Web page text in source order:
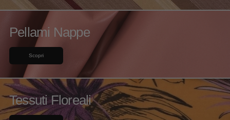
Pellami Nappe
Scopri
Tessuti Floreali